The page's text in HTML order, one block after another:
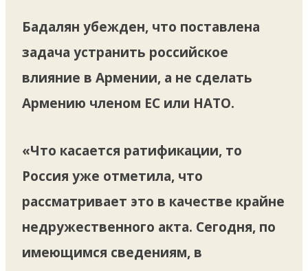
Бадалян убежден, что поставлена
задача устранить российское
влияние в Армении, а не сделать
Армению членом ЕС или НАТО.
«Что касается ратификации, то
Россия уже отметила, что
рассматривает это в качестве крайне
недружественного акта. Сегодня, по
имеющимся сведениям, в